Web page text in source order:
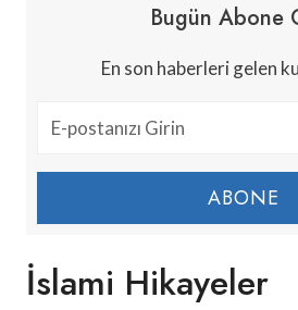
Bugün Abone
En son haberleri gelen
ABONE
İslami Hikayeler